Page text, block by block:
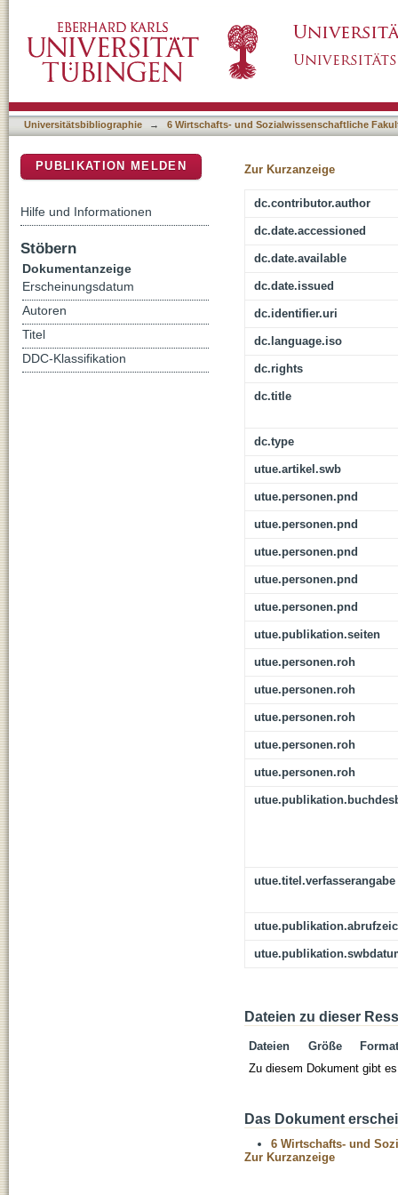
Universitätsbibliographie → 6 Wirtschafts- und Sozialwissenschaftliche
Zur Kurzanzeige
dc.contributor.author
dc.date.accessioned
dc.date.available
dc.date.issued
dc.identifier.uri
dc.language.iso
dc.rights
dc.title
dc.type
utue.artikel.swb
utue.personen.pnd
utue.personen.pnd
utue.personen.pnd
utue.personen.pnd
utue.personen.pnd
utue.publikation.seiten
utue.personen.roh
utue.personen.roh
utue.personen.roh
utue.personen.roh
utue.personen.roh
utue.titel.verfasserangabe
Dateien zu dieser
Dateien Größe
Format
Zu diesem Dokument gibt
Das Dokument
6 Wirtschafts- und
Zur Kurzanzeige
PUBLIKATION MELDEN
Hilfe und Informationen
Stöbern
Dokumentanzeige
Erscheinungsdatum
Autoren
Titel
DDC-Klassifikation